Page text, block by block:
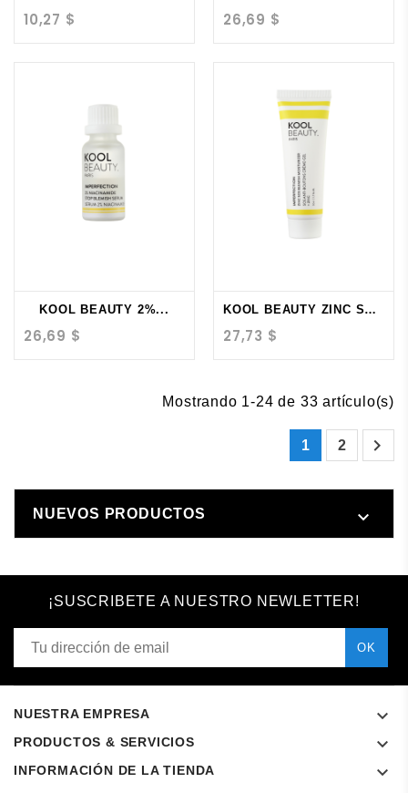
10,27 $ 26,69 $
KOOL BEAUTY 2%...
26,69 $
KOOL BEAUTY ZINC SOS...
27,73 $
Mostrando 1-24 de 33 artículo(s)
1 2 
NUEVOS PRODUCTOS 
¡SUSCRIBETE A NUESTRO NEWLETTER!
NUESTRA EMPRESA 
PRODUCTOS & SERVICIOS 
INFORMACIÓN DE LA TIENDA 